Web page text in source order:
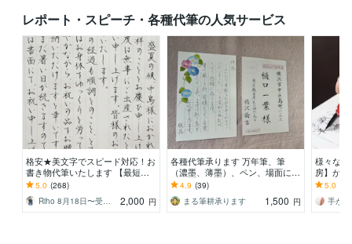
レポート・スピーチ・各種代筆の人気サービス
格安★美文字でスピード対応！お
書き物代筆いたします 【最短即
日発送】宛名書き無料！願書や葉
書や式辞もOK◎
5.0 (268)
Riho 8月18日〜受付一時休止
2,000 円
各種代筆承ります 万年筆、筆
（濃墨、薄墨）、ペン、場面に応
じて、対応可能
4.9 (39)
まる筆耕承ります
1,500 円
様々な
房】が
歴書、
5.0
手が